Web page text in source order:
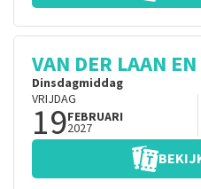
VAN DER LAAN
Dinsdagmiddag
VRIJDAG
19FEBRUARI
2027